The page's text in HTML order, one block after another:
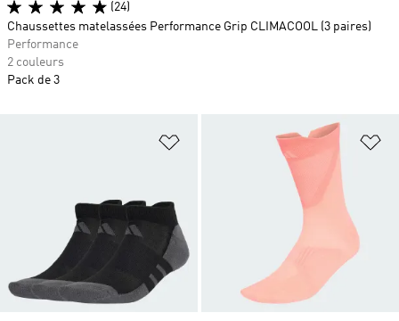
Ajouter à la Liste de produits
(24)
Chaussettes matelassées Performance Grip CLIMACOOL (3 paires)
Performance
2 couleurs
Pack de 3